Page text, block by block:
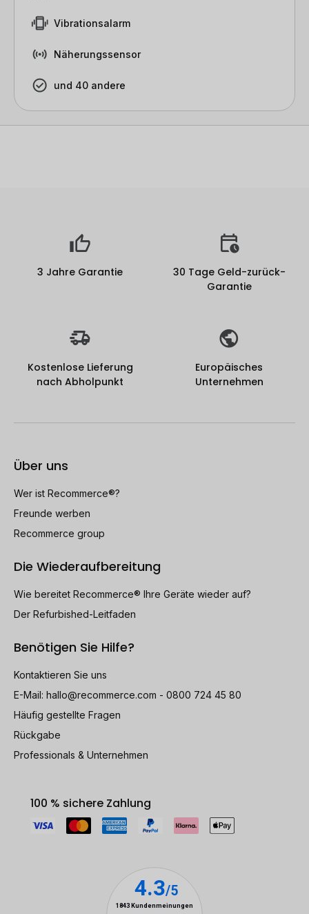
Vibrationsalarm
Näherungssensor
und 40 andere
3 Jahre Garantie
30 Tage Geld-zurück-
Garantie
Kostenlose Lieferung
nach Abholpunkt
Europäisches
Unternehmen
Über uns
Wer ist Recommerce®?
Freunde werben
Recommerce group
Die Wiederaufbereitung
Wie bereitet Recommerce® Ihre Geräte wieder auf?
Der Refurbished-Leitfaden
Benötigen Sie Hilfe?
Kontaktieren Sie uns
E-Mail: hallo@recommerce.com - 0800 724 45 80
Häufig gestellte Fragen
Rückgabe
Professionals & Unternehmen
100 % sichere Zahlung